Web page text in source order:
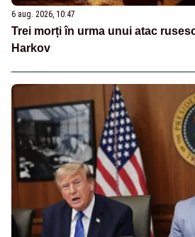
6 aug. 2026, 10:47
Trei morți în urma unui atac
Harkov